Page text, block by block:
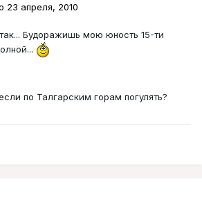
23 апреля, 2010
Будоражишь мою юность 15-ти
по Талгарским горам погулять?